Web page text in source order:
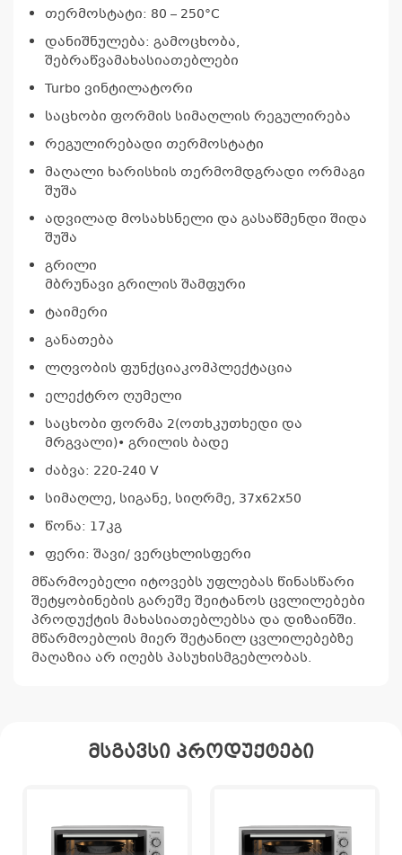
თერმოსტატი: 80 – 250°C
დანიშნულება: გამოცხობა,
შებრაწვამახასიათებლები
Turbo ვინტილატორი
საცხობი ფორმის სიმაღლის რეგულირება
რეგულირებადი თერმოსტატი
მაღალი ხარისხის თერმომდგრადი ორმაგი
შუშა
ადვილად მოსახსნელი და გასაწმენდი შიდა
შუშა
გრილი
მბრუნავი გრილის შამფური
ტაიმერი
განათება
ლღვობის ფუნქციაკომპლექტაცია
ელექტრო ღუმელი
საცხობი ფორმა 2(ოთხკუთხედი და
მრგვალი)• გრილის ბადე
ძაბვა: 220-240 V
სიმაღლე, სიგანე, სიღრმე, 37x62x50
წონა: 17კგ
ფერი: შავი/ ვერცხლისფერი
მწარმოებელი იტოვებს უფლებას წინასწარი
შეტყობინების გარეშე შეიტანოს ცვლილებები
პროდუქტის მახასიათებლებსა და დიზაინში.
მწარმოებლის მიერ შეტანილ ცვლილებებზე
მაღაზია არ იღებს პასუხისმგებლობას.
მსგავსი პროდუქტები